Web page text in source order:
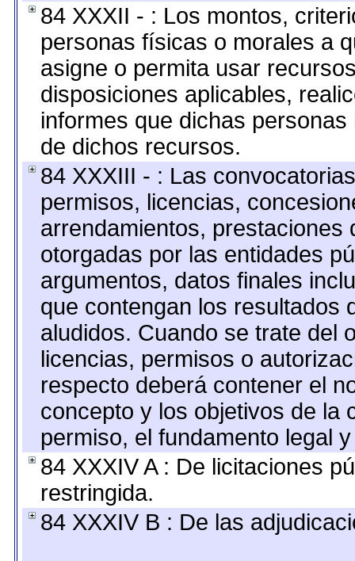
84 XXXII - : Los montos,
personas físicas o morales a
asigne o permita usar
disposiciones aplicables,
informes que dichas
de dichos recursos.
84 XXXIII - : Las
permisos, licencias,
arrendamientos,
otorgadas por las entidades
argumentos, datos finales
que contengan los resultados
aludidos. Cuando se trate del
licencias, permisos o
respecto deberá contener el
concepto y los objetivos de la
permiso, el fundamento legal
84 XXXIV A : De licitaciones
restringida.
84 XXXIV B : De las